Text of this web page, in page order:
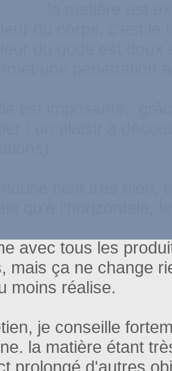
avec tous les
mais ça ne change
moins réalise.
je conseille
la matière étant
prolongé d'autres